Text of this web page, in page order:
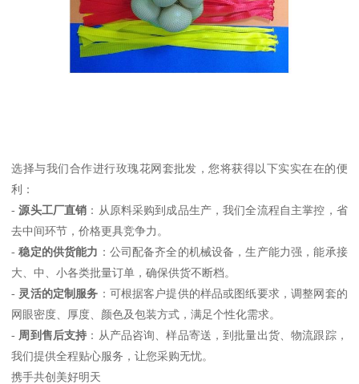
选择与我们合作进行玫瑰花网套批发，您将获得以下实实在在的便
利：
-源头工厂直销 ：从原料采购到成品生产，我们全流程自主掌控，省
去中间环节，价格更具竞争力。
-稳定的供货能力 ：公司配备齐全的机械设备，生产能力强，能承接
大、中、小各类批量订单，确保供货不断档。
- 灵活的定制服务 ：可根据客户提供的样品或图纸要求，调整网套的
网眼密度、厚度、颜色及包装方式，满足个性化需求。
- 周到售后支持 ：从产品咨询、样品寄送，到批量出货、物流跟踪，
我们提供全程贴心服务，让您采购无忧。
携手共创美好明天